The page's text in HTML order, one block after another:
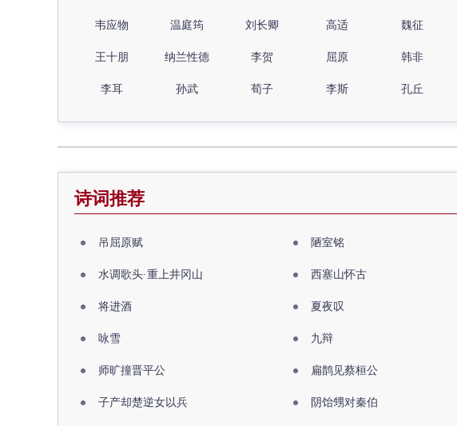
韦应物 温庭筠 刘长卿 高适 魏征
王十朋 纳兰性德 李贺 屈原 韩非
李耳 孙武 荀子 李斯 孔丘
诗词推荐
吊屈原赋 陋室铭
水调歌头·重上井冈山 西塞山怀古
将进酒 夏夜叹
咏雪 九辩
师旷撞晋平公 扁鹊见蔡桓公
子产却楚逆女以兵 阴饴甥对秦伯